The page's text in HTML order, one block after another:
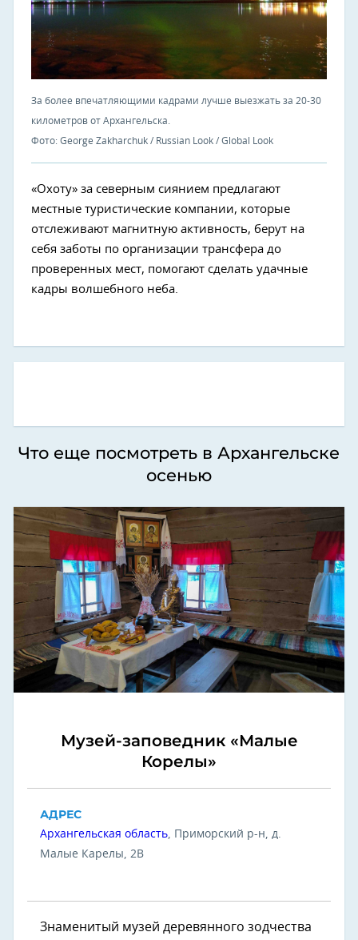
За более впечатляющими кадрами лучше выезжать за 20-30
километров от Архангельска.
Фото: George Zakharchuk / Russian Look / Global Look
«Охоту» за северным сиянием предлагают
местные туристические компании, которые
отслеживают магнитную активность, берут на
себя заботы по организации трансфера до
проверенных мест, помогают сделать удачные
кадры волшебного неба.
Что еще посмотреть в Архангельске
осенью
Музей-заповедник «Малые
Корелы»
АДРЕС
Архангельская область, Приморский р-н, д.
Малые Карелы, 2В
Знаменитый музей деревянного зодчества